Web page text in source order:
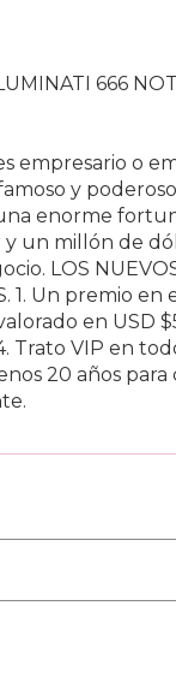
666
empresario o
y
enorme
y un millón de
LOS
1. Un premio en
en USD
Trato VIP en
20 años para